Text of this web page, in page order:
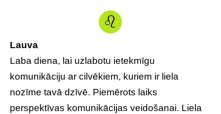
Lauva
Laba diena, lai uzlabotu ietekmīgu
komunikāciju ar cilvēkiem, kuriem ir liela
nozīme tavā dzīvē. Piemērots laiks
perspektīvas komunikācijas veidošanai. Liela